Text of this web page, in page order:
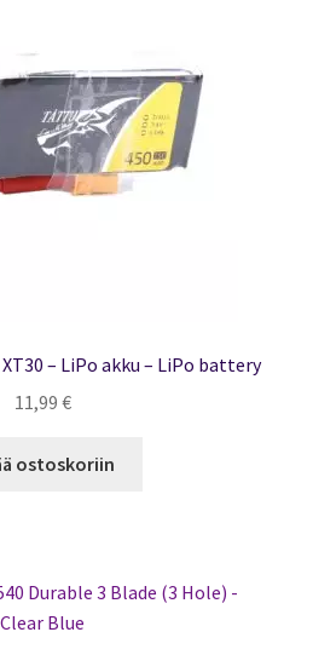
– LiPo akku – LiPo battery
11,99 €
ostoskoriin